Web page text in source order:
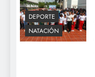
DEPORTE
NATACIÓN